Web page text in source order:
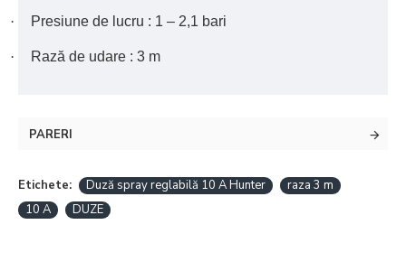
· Presiune de lucru : 1 – 2,1 bari
· Rază de udare : 3 m
PARERI
Etichete: Duză spray reglabilă 10 A Hunter
raza 3 m
10 A
DUZE